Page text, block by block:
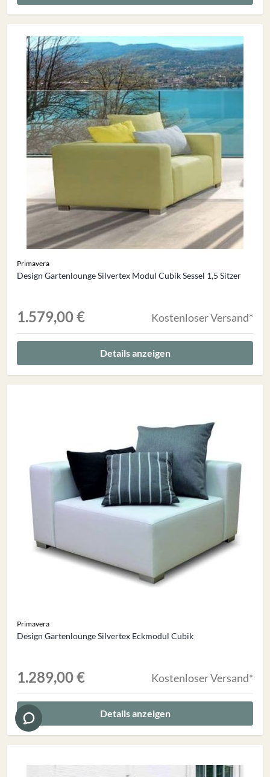
Primavera
Design Gartenlounge Silvertex Modul Cubik Sessel 1,5 Sitzer
1.579,00 € Kostenloser Versand*
Details anzeigen
Primavera
Design Gartenlounge Silvertex Eckmodul Cubik
1.289,00 € Kostenloser Versand*
Details anzeigen